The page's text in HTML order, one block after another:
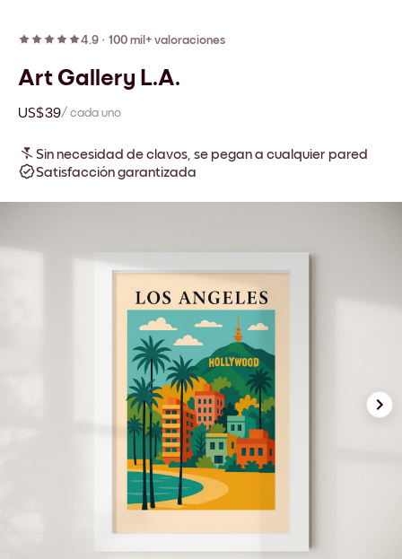
4.9 · 100 mil+ valoraciones
Art Gallery L.A.
US$39/ cada uno
Sin necesidad de clavos, se pegan a cualquier pared
Satisfacción garantizada